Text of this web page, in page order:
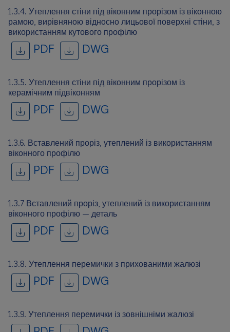
1.3.4. Утеплення стіни під віконним прорізом із віконною
рамою, вирівняною відносно лицьової поверхні стіни, з
використанням кутового профілю
PDF DWG
1.3.5. Утеплення стіни під віконним прорізом із
керамічним підвіконням
PDF DWG
1.3.6. Вставлений проріз, утеплений із використанням
віконного профілю
PDF DWG
1.3.7 Вставлений проріз, утеплений із використанням
віконного профілю — деталь
PDF DWG
1.3.8. Утеплення перемички з прихованими жалюзі
PDF DWG
1.3.9. Утеплення перемички із зовнішніми жалюзі